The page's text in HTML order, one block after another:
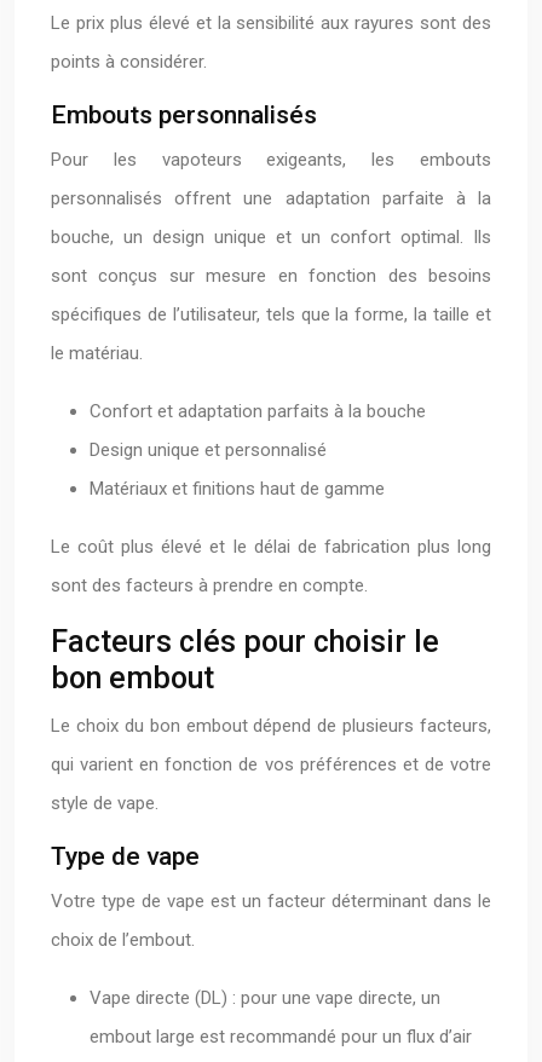
Le prix plus élevé et la sensibilité aux rayures sont des
points à considérer.
Embouts personnalisés
Pour les vapoteurs exigeants, les embouts
personnalisés offrent une adaptation parfaite à la
bouche, un design unique et un confort optimal. Ils
sont conçus sur mesure en fonction des besoins
spécifiques de l’utilisateur, tels que la forme, la taille et
le matériau.
Confort et adaptation parfaits à la bouche
Design unique et personnalisé
Matériaux et finitions haut de gamme
Le coût plus élevé et le délai de fabrication plus long
sont des facteurs à prendre en compte.
Facteurs clés pour choisir le
bon embout
Le choix du bon embout dépend de plusieurs facteurs,
qui varient en fonction de vos préférences et de votre
style de vape.
Type de vape
Votre type de vape est un facteur déterminant dans le
choix de l’embout.
Vape directe (DL) : pour une vape directe, un
embout large est recommandé pour un flux d’air